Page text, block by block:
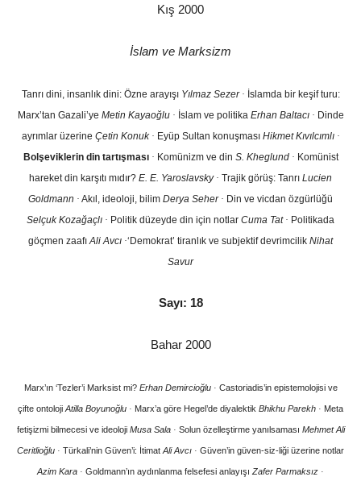
Kış 2000
İslam ve Marksizm
Tanrı dini, insanlık dini: Özne arayışı Yılmaz Sezer · İslamda bir keşif turu:
Marx’tan Gazali’ye Metin Kayaoğlu · İslam ve politika Erhan Baltacı · Dinde
ayrımlar üzerine Çetin Konuk · Eyüp Sultan konuşması Hikmet Kıvılcımlı ·
Bolşeviklerin din tartışması · Komünizm ve din S. Kheglund · Komünist
hareket din karşıtı mıdır? E. E. Yaroslavsky · Trajik görüş: Tanrı Lucien
Goldmann · Akıl, ideoloji, bilim Derya Seher · Din ve vicdan özgürlüğü
Selçuk Kozağaçlı · Politik düzeyde din için notlar Cuma Tat · Politikada
göçmen zaafıAli Avcı ·‘Demokrat’ tiranlık ve subjektif devrimcilik Nihat
Savur
Sayı: 18
Bahar 2000
Marx’ın ‘Tezler’i Marksist mi? Erhan Demircioğlu · Castoriadis’in epistemolojisi ve
çifte ontoloji Atilla Boyunoğlu · Marx’a göre Hegel’de diyalektik Bhikhu Parekh · Meta
fetişizmi bilmecesi ve ideoloji Musa Sala · Solun özelleştirme yanılsaması Mehmet Ali
Ceritlioğlu · Türkali’nin Güven’i: İtimat Ali Avcı · Güven’in güven-siz-liği üzerine notlar
Azim Kara · Goldmann’ın aydınlanma felsefesi anlayışı Zafer Parmaksız ·